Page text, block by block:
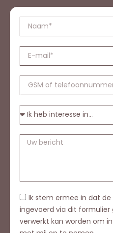
Ik stem ermee in dat
ingevoerd via dit formulier
verwerkt kan worden om